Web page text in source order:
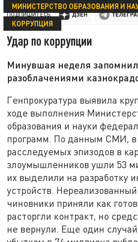
МИНИСТЕРСТВО ОБРАЗОВАНИЯ И
КОРРУПЦИЯ
ПОДПИШИТЕСЬ:
Удар по коррупции
Минувшая неделя
разоблачениями
Генпрокуратура выявила
ходе выполнения
образования и науки
программ. По данным СМИ, в
расследуемых эпизодов в
злоумышленников ушли 53
их выделили на разработку
устройств.
чиновники приняли как
расторгли контракт, но
не вернули. Еще один